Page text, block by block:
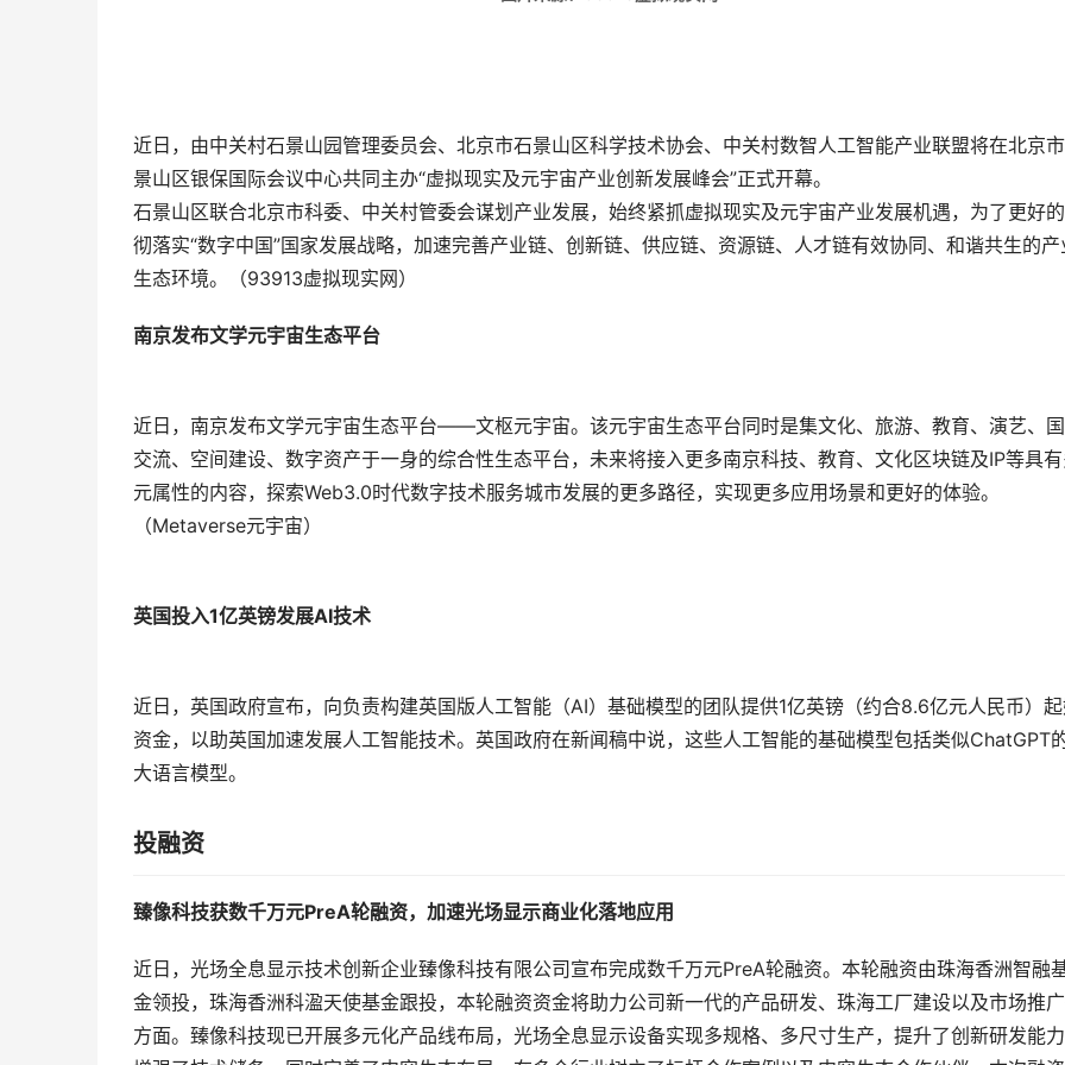
近日，由中关村石景山园管理委员会、北京市石景山区科学技术协会、中关村数智人工智能产业联盟将在北京
景山区银保国际会议中心共同主办“虚拟现实及元宇宙产业创新发展峰会”正式开幕。
石景山区联合北京市科委、中关村管委会谋划产业发展，始终紧抓虚拟现实及元宇宙产业发展机遇，为了更好
彻落实“数字中国”国家发展战略，加速完善产业链、创新链、供应链、资源链、人才链有效协同、和谐共生的产
生态环境。（93913虚拟现实网）
南京发布文学元宇宙生态平台
近日，南京发布文学元宇宙生态平台——文枢元宇宙。该元宇宙生态平台同时是集文化、旅游、教育、演艺、
交流、空间建设、数字资产于一身的综合性生态平台，未来将接入更多南京科技、教育、文化区块链及IP等具
元属性的内容，探索Web3.0时代数字技术服务城市发展的更多路径，实现更多应用场景和更好的体验。
（Metaverse元宇宙）
英国投入1亿英镑发展AI技术
近日，英国政府宣布，向负责构建英国版人工智能（AI）基础模型的团队提供1亿英镑（约合8.6亿元人民币）
资金，以助英国加速发展人工智能技术。英国政府在新闻稿中说，这些人工智能的基础模型包括类似ChatGPT
大语言模型。
投融资
臻像科技获数千万元PreA轮融资，加速光场显示商业化落地应用
近日，光场全息显示技术创新企业臻像科技有限公司宣布完成数千万元PreA轮融资。本轮融资由珠海香洲智融
金领投，珠海香洲科溋天使基金跟投，本轮融资资金将助力公司新一代的产品研发、珠海工厂建设以及市场推
方面。臻像科技现已开展多元化产品线布局，光场全息显示设备实现多规格、多尺寸生产，提升了创新研发能力